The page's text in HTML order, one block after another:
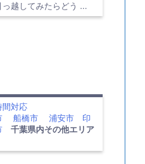
越してみたらどう ...
対応
船橋市 浦安市
印
千葉県内その他エリア